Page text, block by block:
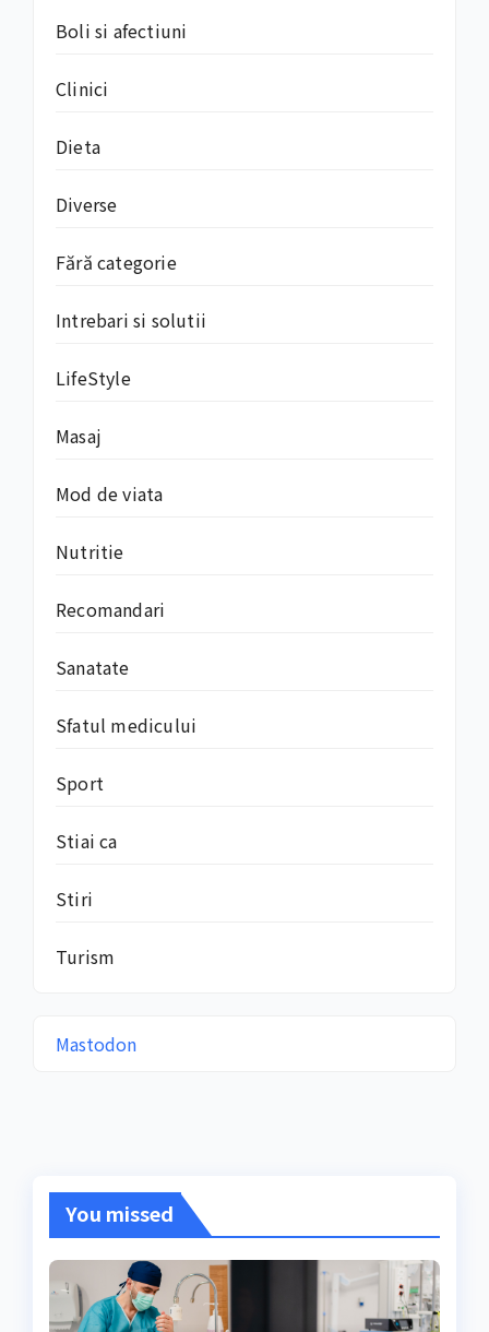
Boli si afectiuni
Clinici
Dieta
Diverse
Fără categorie
Intrebari si solutii
LifeStyle
Masaj
Mod de viata
Nutritie
Recomandari
Sanatate
Sfatul medicului
Sport
Stiai ca
Stiri
Turism
Mastodon
You missed